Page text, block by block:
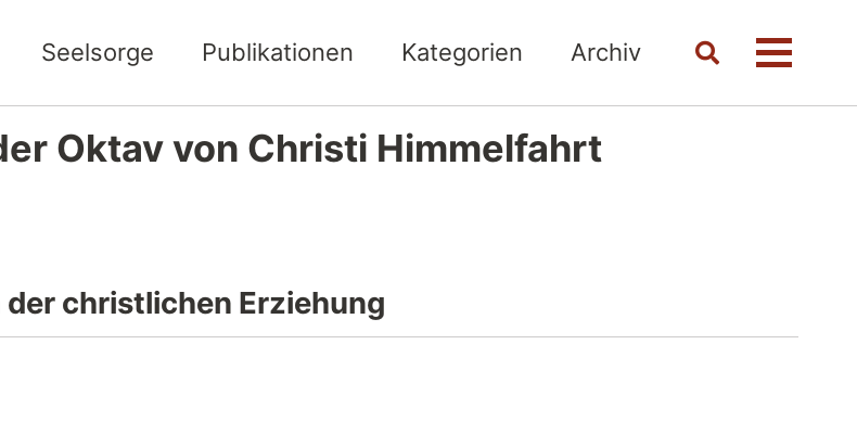
Seelsorge Publikationen Kategorien Archiv
ToggleMenü
Oktav von Christi Himmelfahrt
der christlichen Erziehung